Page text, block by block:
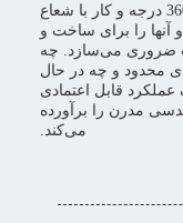
ضروری هستند. توانایی آنها در چرخش 360 درجه و کار با شعاع
آنها را برای ساخت و
ضروری می‌سازد. چه
محدود و چه در حال
قابل اعتمادی
مدرن را برآورده
می‌کند.